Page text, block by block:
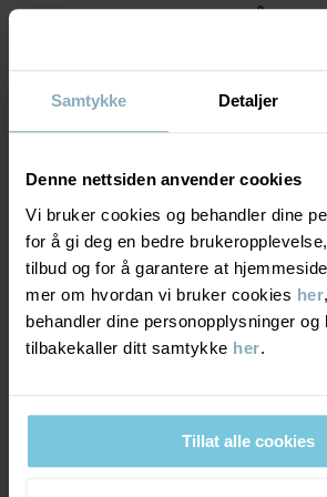
Samtykke Detaljer
Denne nettsiden anvender cookies
Vi bruker cookies og behandler dine
for å gi deg en bedre
tilbud og for å garantere at
mer om hvordan vi bruker cookies her
behandler dine personopplysninger og
tilbakekaller ditt samtykke her.
Tillat alle cookies
MATERIALE & PLEIERÅD
Materiale
100% Polyester Recycled
Pleieråd
VASK
40 °C maskinvask varm
BÆREKRAFT
Levering & retur
Levering
Vi tilbyr fri frakt over 699 kr, og
DU KAN OGSÅ VÆRE INTERESSERT I DETTE